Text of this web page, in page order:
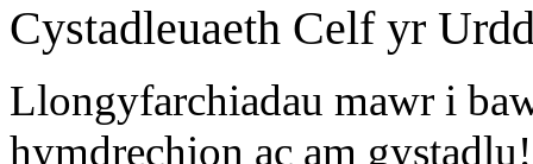
Cystadleuaeth Celf yr
Llongyfarchiadau mawr i
hymdrechion ac am